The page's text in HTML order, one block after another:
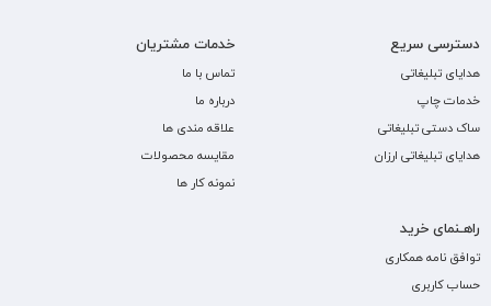
دسترسی سریع
هدایای تبلیغاتی
خدمات چاپ
ساک دستی تبلیغاتی
هدایای تبلیغاتی ارزان
خدمات مشتریان
تماس با ما
درباره ما
علاقه مندی ها
مقایسه محصولات
نمونه کار ها
راهـنمای خرید
توافق نامه همکاری
حساب کاربری